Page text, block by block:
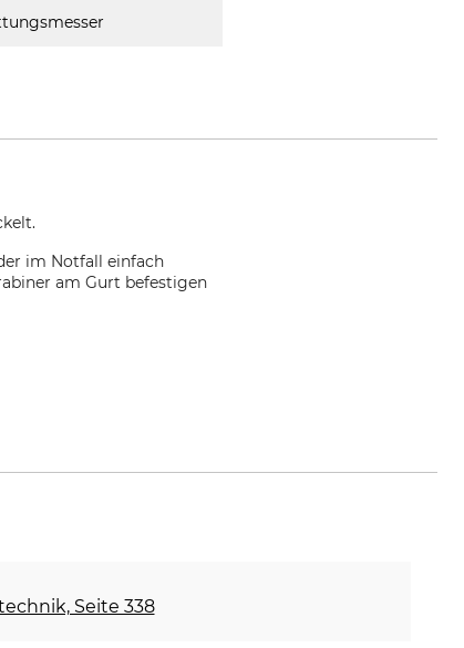
im Notfall einfach
am Gurt befestigen
Seite 338